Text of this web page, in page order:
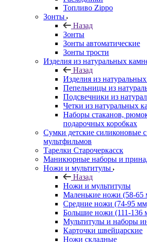
Топливо Zippo
Зонты
Назад
Зонты
Зонты автоматические
Зонты трости
Изделия из натуральных
Назад
Изделия из
Пепельницы из
Подсвечники из
Четки из натуральных
Наборы стаканов,
подарочных коробках
Сумки детские силиконовые
мультфильмов
Тарелки Старочеркасск
Маникюрные наборы и
Ножи и мультитулы
Назад
Ножи и мультитулы
Маленькие ножи (58-65
Средние ножи (74-95
Большие ножи (111-136
Мультитулы и наборы
Карточки швейцарские
Ножи складные